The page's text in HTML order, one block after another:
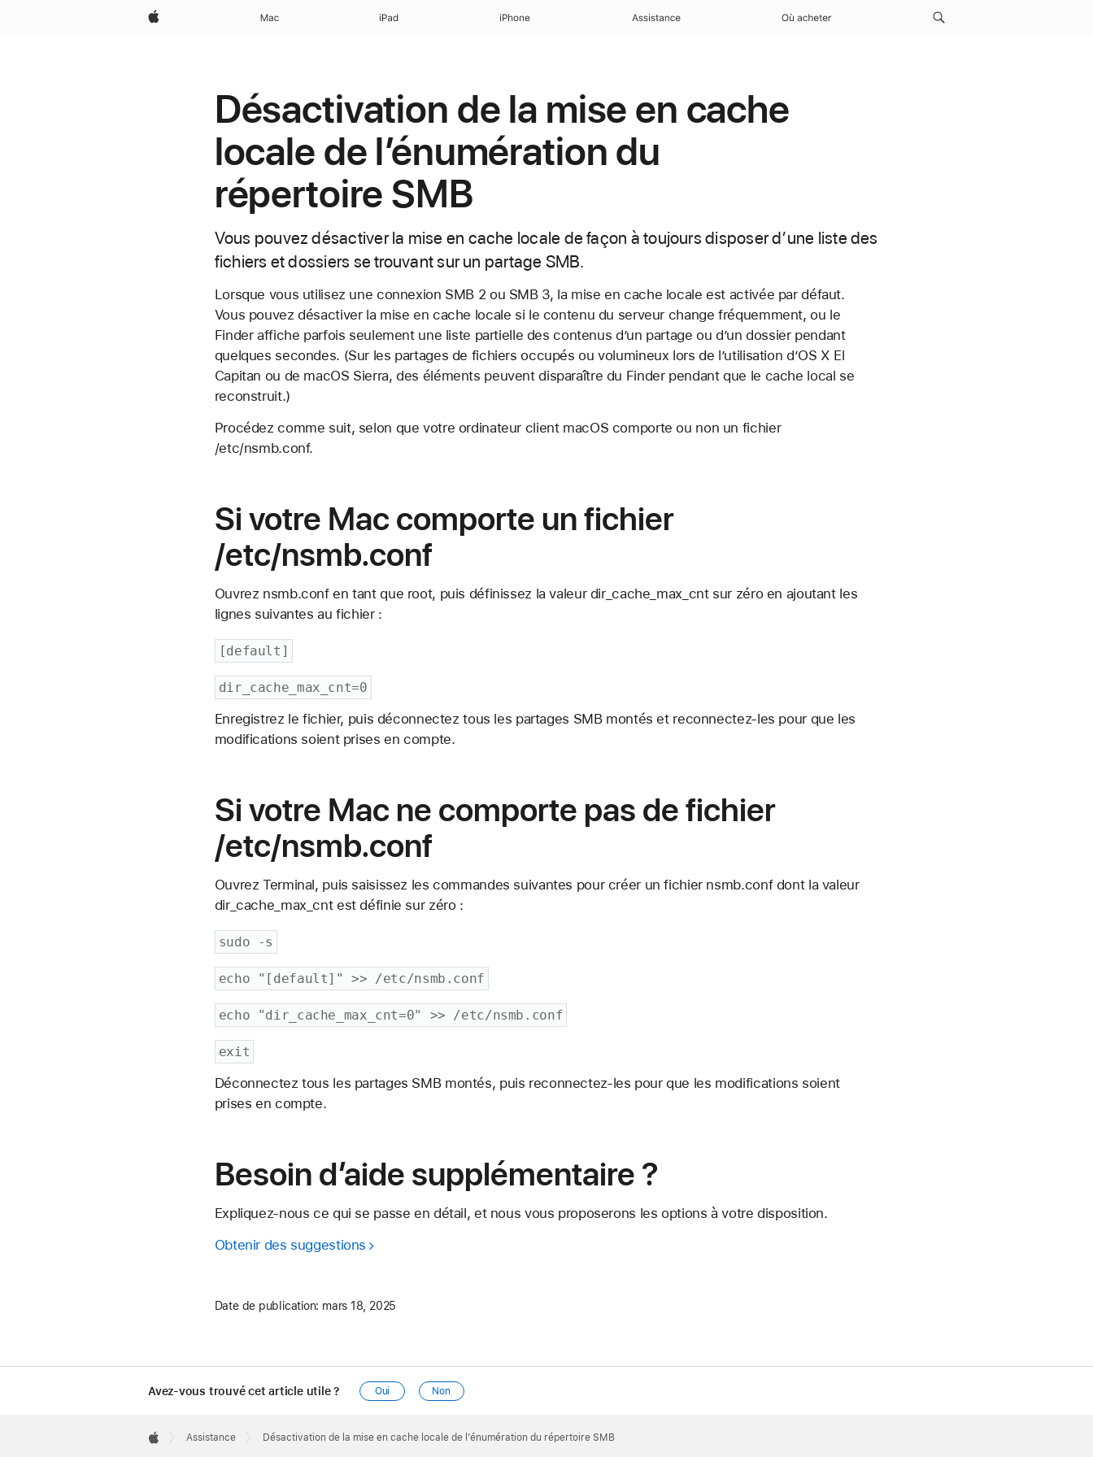
Apple Mac iPad iPhone Assistance Où acheter
Désactivation de la mise en cache
locale de l’énumération du
répertoire SMB
Vous pouvez désactiver la mise en cache locale de façon à toujours disposer d’une liste des
fichiers et dossiers se trouvant sur un partage SMB.
Lorsque vous utilisez une connexion SMB 2 ou SMB 3, la mise en cache locale est activée par défaut.
Vous pouvez désactiver la mise en cache locale si le contenu du serveur change fréquemment, ou le
Finder affiche parfois seulement une liste partielle des contenus d’un partage ou d’un dossier pendant
quelques secondes. (Sur les partages de fichiers occupés ou volumineux lors de l’utilisation d’OS X El
Capitan ou de macOS Sierra, des éléments peuvent disparaître du Finder pendant que le cache local se
reconstruit.)
Procédez comme suit, selon que votre ordinateur client macOS comporte ou non un fichier
/etc/nsmb.conf.
Si votre Mac comporte un fichier
/etc/nsmb.conf
Ouvrez nsmb.conf en tant que root, puis définissez la valeur dir_cache_max_cnt sur zéro en ajoutant les
lignes suivantes au fichier :
[default]
dir_cache_max_cnt=0
Enregistrez le fichier, puis déconnectez tous les partages SMB montés et reconnectez-les pour que les
modifications soient prises en compte.
Si votre Mac ne comporte pas de fichier
/etc/nsmb.conf
Ouvrez Terminal, puis saisissez les commandes suivantes pour créer un fichier nsmb.conf dont la valeur
dir_cache_max_cnt est définie sur zéro :
sudo -s
echo "[default]" >> /etc/nsmb.conf
echo "dir_cache_max_cnt=0" >> /etc/nsmb.conf
exit
Déconnectez tous les partages SMB montés, puis reconnectez-les pour que les modifications soient
prises en compte.
Besoin d’aide supplémentaire ?
Expliquez-nous ce qui se passe en détail, et nous vous proposerons les options à votre disposition.
Obtenir des suggestions
Date de publication: mars 18, 2025
Avez-vous trouvé cet article utile ? Oui Non
Footer

Assistance Désactivation de la mise en cache locale de l’énumération du répertoire SMB